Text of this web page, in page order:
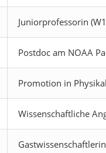
Juniorprofessorin
Postdoc am NOAA
Promotion in
Wissenschaftliche